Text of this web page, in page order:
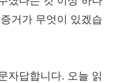
거가 무엇이 있겠습
자답합니다. 오늘 읽